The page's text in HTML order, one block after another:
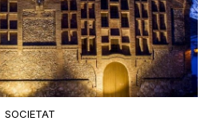
SOCIETAT